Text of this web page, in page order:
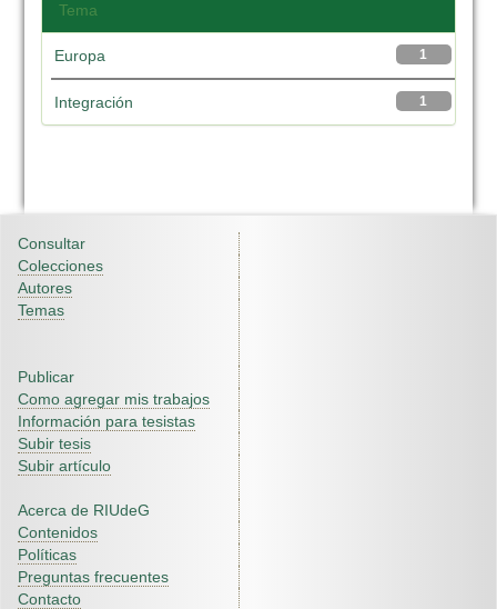
Tema
1
Europa
1
Integración
Consultar
Colecciones
Autores
Temas
Publicar
Como agregar mis trabajos
Información para tesistas
Subir tesis
Subir artículo
Acerca de RIUdeG
Contenidos
Políticas
Preguntas frecuentes
Contacto